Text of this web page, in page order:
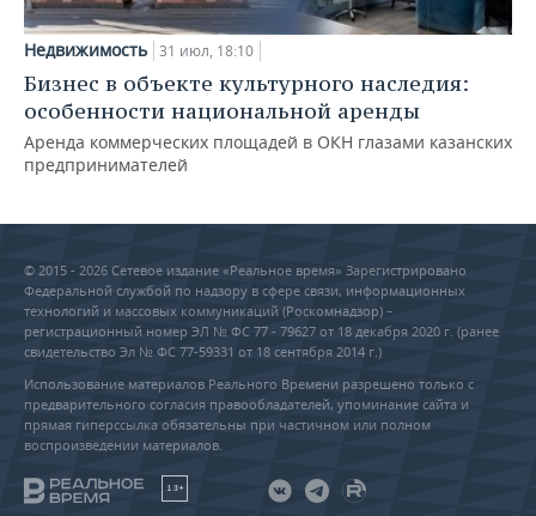
Недвижимость 31 июл, 18:10
Бизнес в объекте культурного наследия:
особенности национальной аренды
Аренда коммерческих площадей в ОКН глазами казанских
предпринимателей
© 2015 - 2026 Сетевое издание «Реальное время» Зарегистрировано
Федеральной службой по надзору в сфере связи, информационных
технологий и массовых коммуникаций (Роскомнадзор) –
регистрационный номер ЭЛ № ФС 77 - 79627 от 18 декабря 2020 г. (ранее
свидетельство Эл № ФС 77-59331 от 18 сентября 2014 г.)
Использование материалов Реального Времени разрешено только с
предварительного согласия правообладателей, упоминание сайта и
прямая гиперссылка обязательны при частичном или полном
воспроизведении материалов.
18+